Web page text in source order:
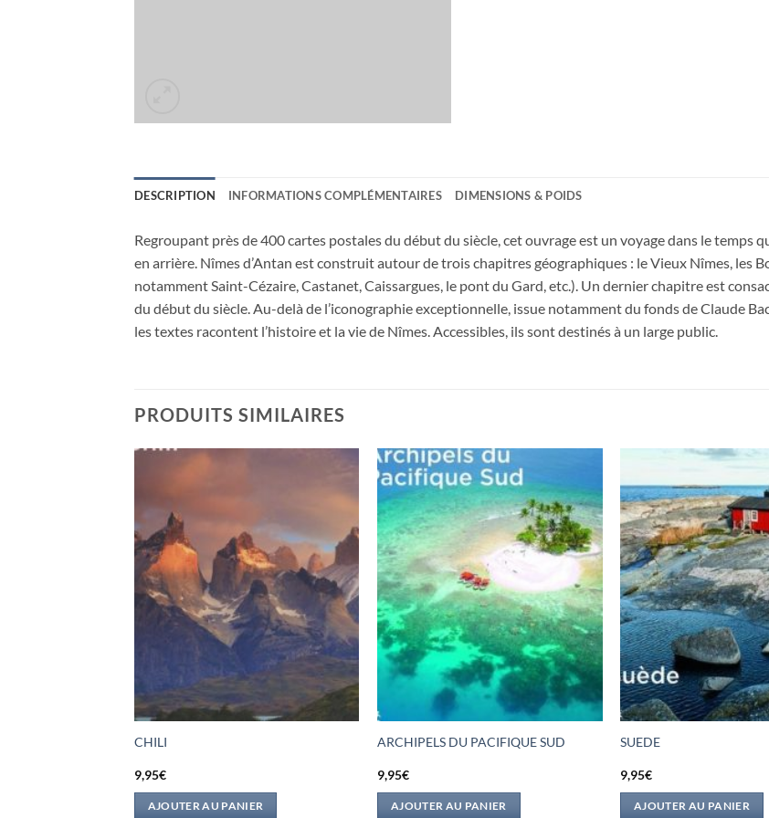
DESCRIPTION INFORMATIONS COMPLÉMENTAIRES DIMENSIONS & POIDS
Regroupant près de 400 cartes postales du début du siècle, cet ouvrage est un voyage dans le temps
en arrière. Nîmes d’Antan est construit autour de trois chapitres géographiques : le Vieux Nîmes, les
notamment Saint-Cézaire, Castanet, Caissargues, le pont du Gard, etc.). Un dernier chapitre est
du début du siècle. Au-delà de l’iconographie exceptionnelle, issue notamment du fonds de Claude
les textes racontent l’histoire et la vie de Nîmes. Accessibles, ils sont destinés à un large public.
PRODUITS SIMILAIRES
CHILI
9,95€
AJOUTER AU PANIER
ARCHIPELS DU PACIFIQUE SUD
9,95€
AJOUTER AU PANIER
SUEDE
9,95€
AJOUTER AU PANIER